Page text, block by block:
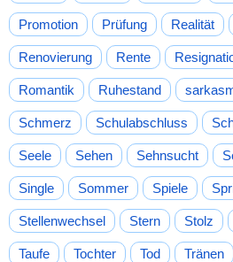
Promotion Prüfung Realität
Renovierung Rente
Romantik Ruhestand
Schmerz Schulabschluss
Seele Sehen Sehnsucht
Single Sommer Spiele
Stellenwechsel Stern Stolz
Taufe Tochter Tod Tränen